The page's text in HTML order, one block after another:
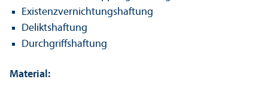
Existenzvernichtungs­haftung
Deliktshaftung
Durchgriffshaftung
Material: